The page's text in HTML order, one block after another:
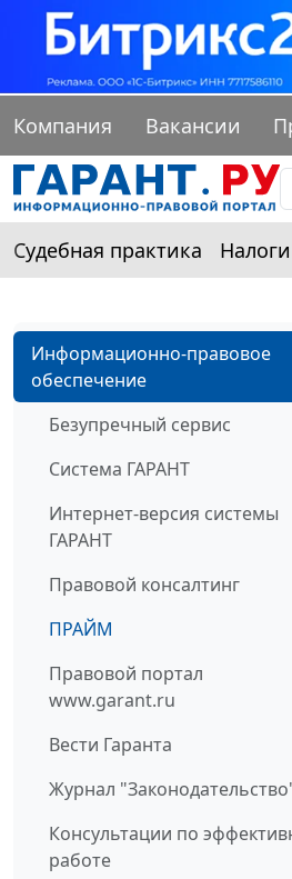
Компания Вакансии
Судебная практика
Информационно-правовое
обеспечение
Безупречный сервис
Система ГАРАНТ
Интернет-версия системы
ГАРАНТ
Правовой консалтинг
ПРАЙМ
Правовой портал
www.garant.ru
Вести Гаранта
Журнал
Консультации по
работе